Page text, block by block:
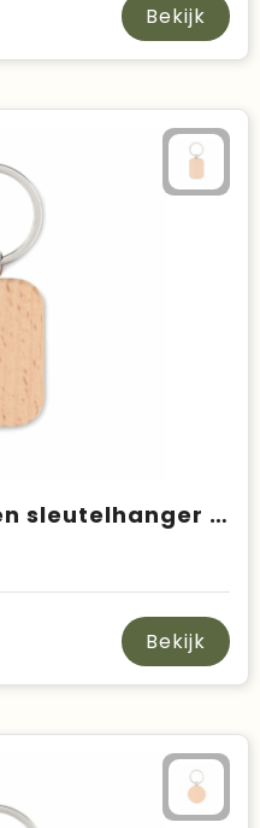
Bekijk
POTY WOOD - Houten sleutelhanger rechthoek
Bekijk